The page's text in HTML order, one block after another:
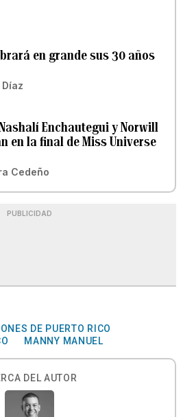
en grande sus 30 años
Enchautegui y Norwill
en la final de Miss Universe
Cedeño
PUBLICIDAD
DE PUERTO RICO
MANNY MANUEL
DEL AUTOR